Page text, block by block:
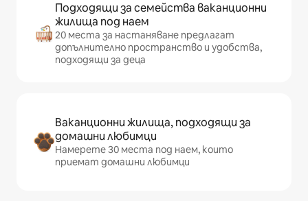
Подходящи за семейства ваканционни
жилища под наем
20 места за настаняване предлагат
допълнително пространство и удобства,
подходящи за деца
Ваканционни жилища, подходящи за
домашни любимци
Намерете 30 места под наем, които
приемат домашни любимци